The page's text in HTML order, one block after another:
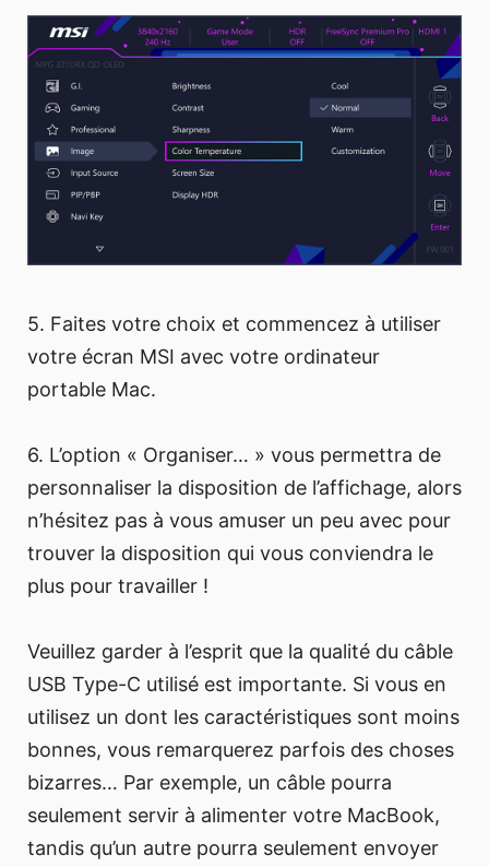
5. Faites votre choix et commencez à utiliser
votre écran MSI avec votre ordinateur
portable Mac.
6. L’option « Organiser… » vous permettra de
personnaliser la disposition de l’affichage, alors
n’hésitez pas à vous amuser un peu avec pour
trouver la disposition qui vous conviendra le
plus pour travailler !
Veuillez garder à l’esprit que la qualité du câble
USB Type-C utilisé est importante. Si vous en
utilisez un dont les caractéristiques sont moins
bonnes, vous remarquerez parfois des choses
bizarres… Par exemple, un câble pourra
seulement servir à alimenter votre MacBook,
tandis qu’un autre pourra seulement envoyer